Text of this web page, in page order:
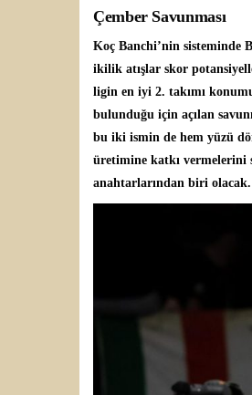
Çember Savunması
Koç Banchi’nin sisteminde
ikilik atışlar skor
ligin en iyi 2. takımı
bulunduğu için açılan
bu iki ismin de hem yüzü
üretimine katkı vermelerini
anahtarlarından biri olacak.